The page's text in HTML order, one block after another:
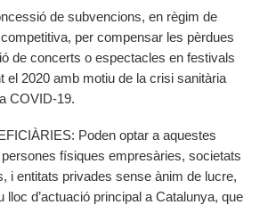
de subvencions, en règim de
per compensar les pèrdues
de concerts o espectacles en festivals
el 2020 amb motiu de la crisi sanitària
COVID-19.
Poden optar a aquestes
físiques empresàries, societats
i entitats privades sense ànim de lucre,
lloc d’actuació principal a Catalunya, que